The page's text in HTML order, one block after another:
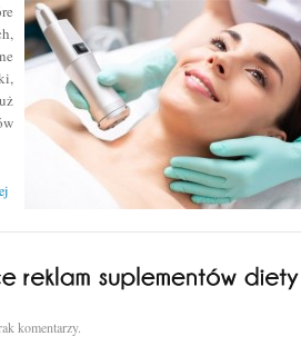
komentarzy.